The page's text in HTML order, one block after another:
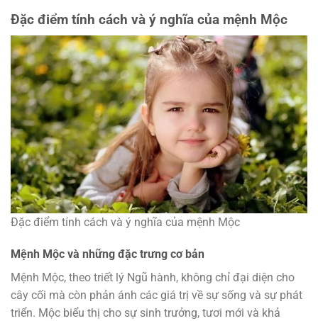
Đặc điểm tính cách và ý nghĩa của mệnh Mộc
Đặc điểm tính cách và ý nghĩa của mệnh Mộc
Mệnh Mộc và những đặc trưng cơ bản
Mệnh Mộc, theo triết lý Ngũ hành, không chỉ đại diện cho
cây cối mà còn phản ánh các giá trị về sự sống và sự phát
triển. Mộc biểu thị cho sự sinh trưởng, tươi mới và khả